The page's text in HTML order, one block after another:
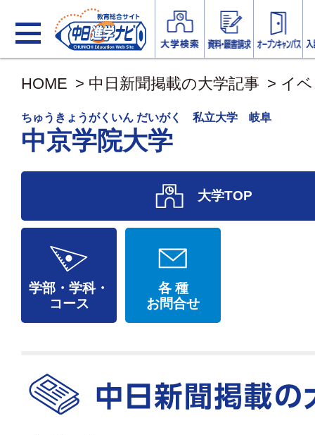
HOME > 中日新聞掲載の大学記事 > イ
ちゅうきょうがくいん だいがく 私立大学 岐阜
中京学院大学
大学TOP
学部・学科・
コース
各 種
お問合せ